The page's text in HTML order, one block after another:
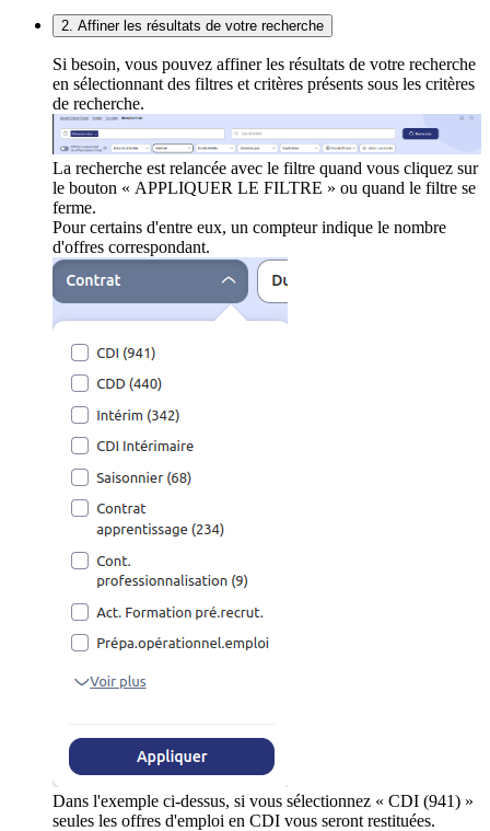
2. Affiner les résultats de votre recherche
Si besoin, vous pouvez affiner les résultats de votre recherche
en sélectionnant des filtres et critères présents sous les critères
de recherche.
La recherche est relancée avec le filtre quand vous cliquez sur
le bouton « APPLIQUER LE FILTRE » ou quand le filtre se
ferme.
Pour certains d'entre eux, un compteur indique le nombre
d'offres correspondant.
Dans l'exemple ci-dessus, si vous sélectionnez « CDI (941) »
seules les offres d'emploi en CDI vous seront restituées.